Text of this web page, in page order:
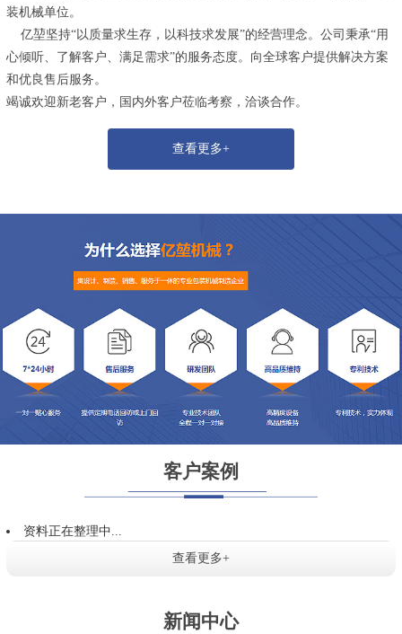
装机械单位。
亿堃坚持“以质量求生存，以科技求发展”的经营理念。公司秉承“用
心倾听、了解客户、满足需求”的服务态度。向全球客户提供解决方案
和优良售后服务。
竭诚欢迎新老客户，国内外客户莅临考察，洽谈合作。
查看更多+
客户案例
资料正在整理中...
查看更多+
新闻中心